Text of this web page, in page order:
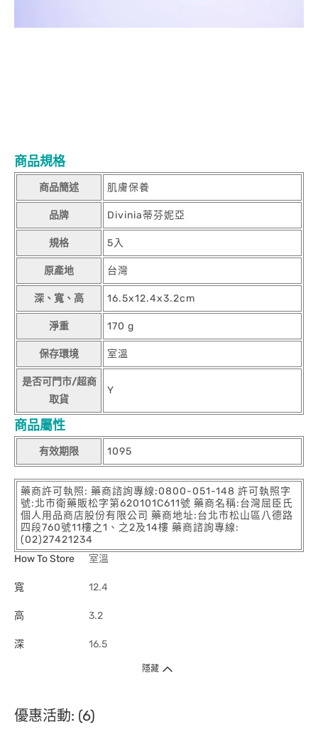
商品規格
商品簡述 肌膚保養
品牌 Divinia蒂芬妮亞
規格 5入
原產地 台灣
深、寬、高 16.5x12.4x3.2cm
淨重 170 g
保存環境 室溫
是否可門市/超商
取貨
Y
商品屬性
有效期限 1095
藥商許可執照: 藥商諮詢專線:0800-051-148 許可執照字
號:北市衛藥販松字第620101C611號 藥商名稱:台灣屈臣氏
個人用品商店股份有限公司 藥商地址:台北市松山區八德路
四段760號11樓之1、之2及14樓 藥商諮詢專線:
(02)27421234
How To Store
室溫
寬 12.4
高 3.2
深 16.5
隱藏
優惠活動: (6)